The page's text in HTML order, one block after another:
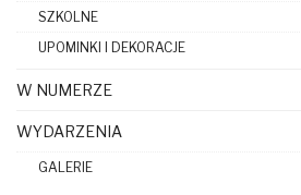
SZKOLNE
UPOMINKI I DEKORACJE
W NUMERZE
WYDARZENIA
GALERIE